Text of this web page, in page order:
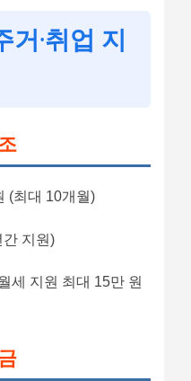
거·취업 지
(최대 10개월)
간 지원)
세 지원 최대 15만 원